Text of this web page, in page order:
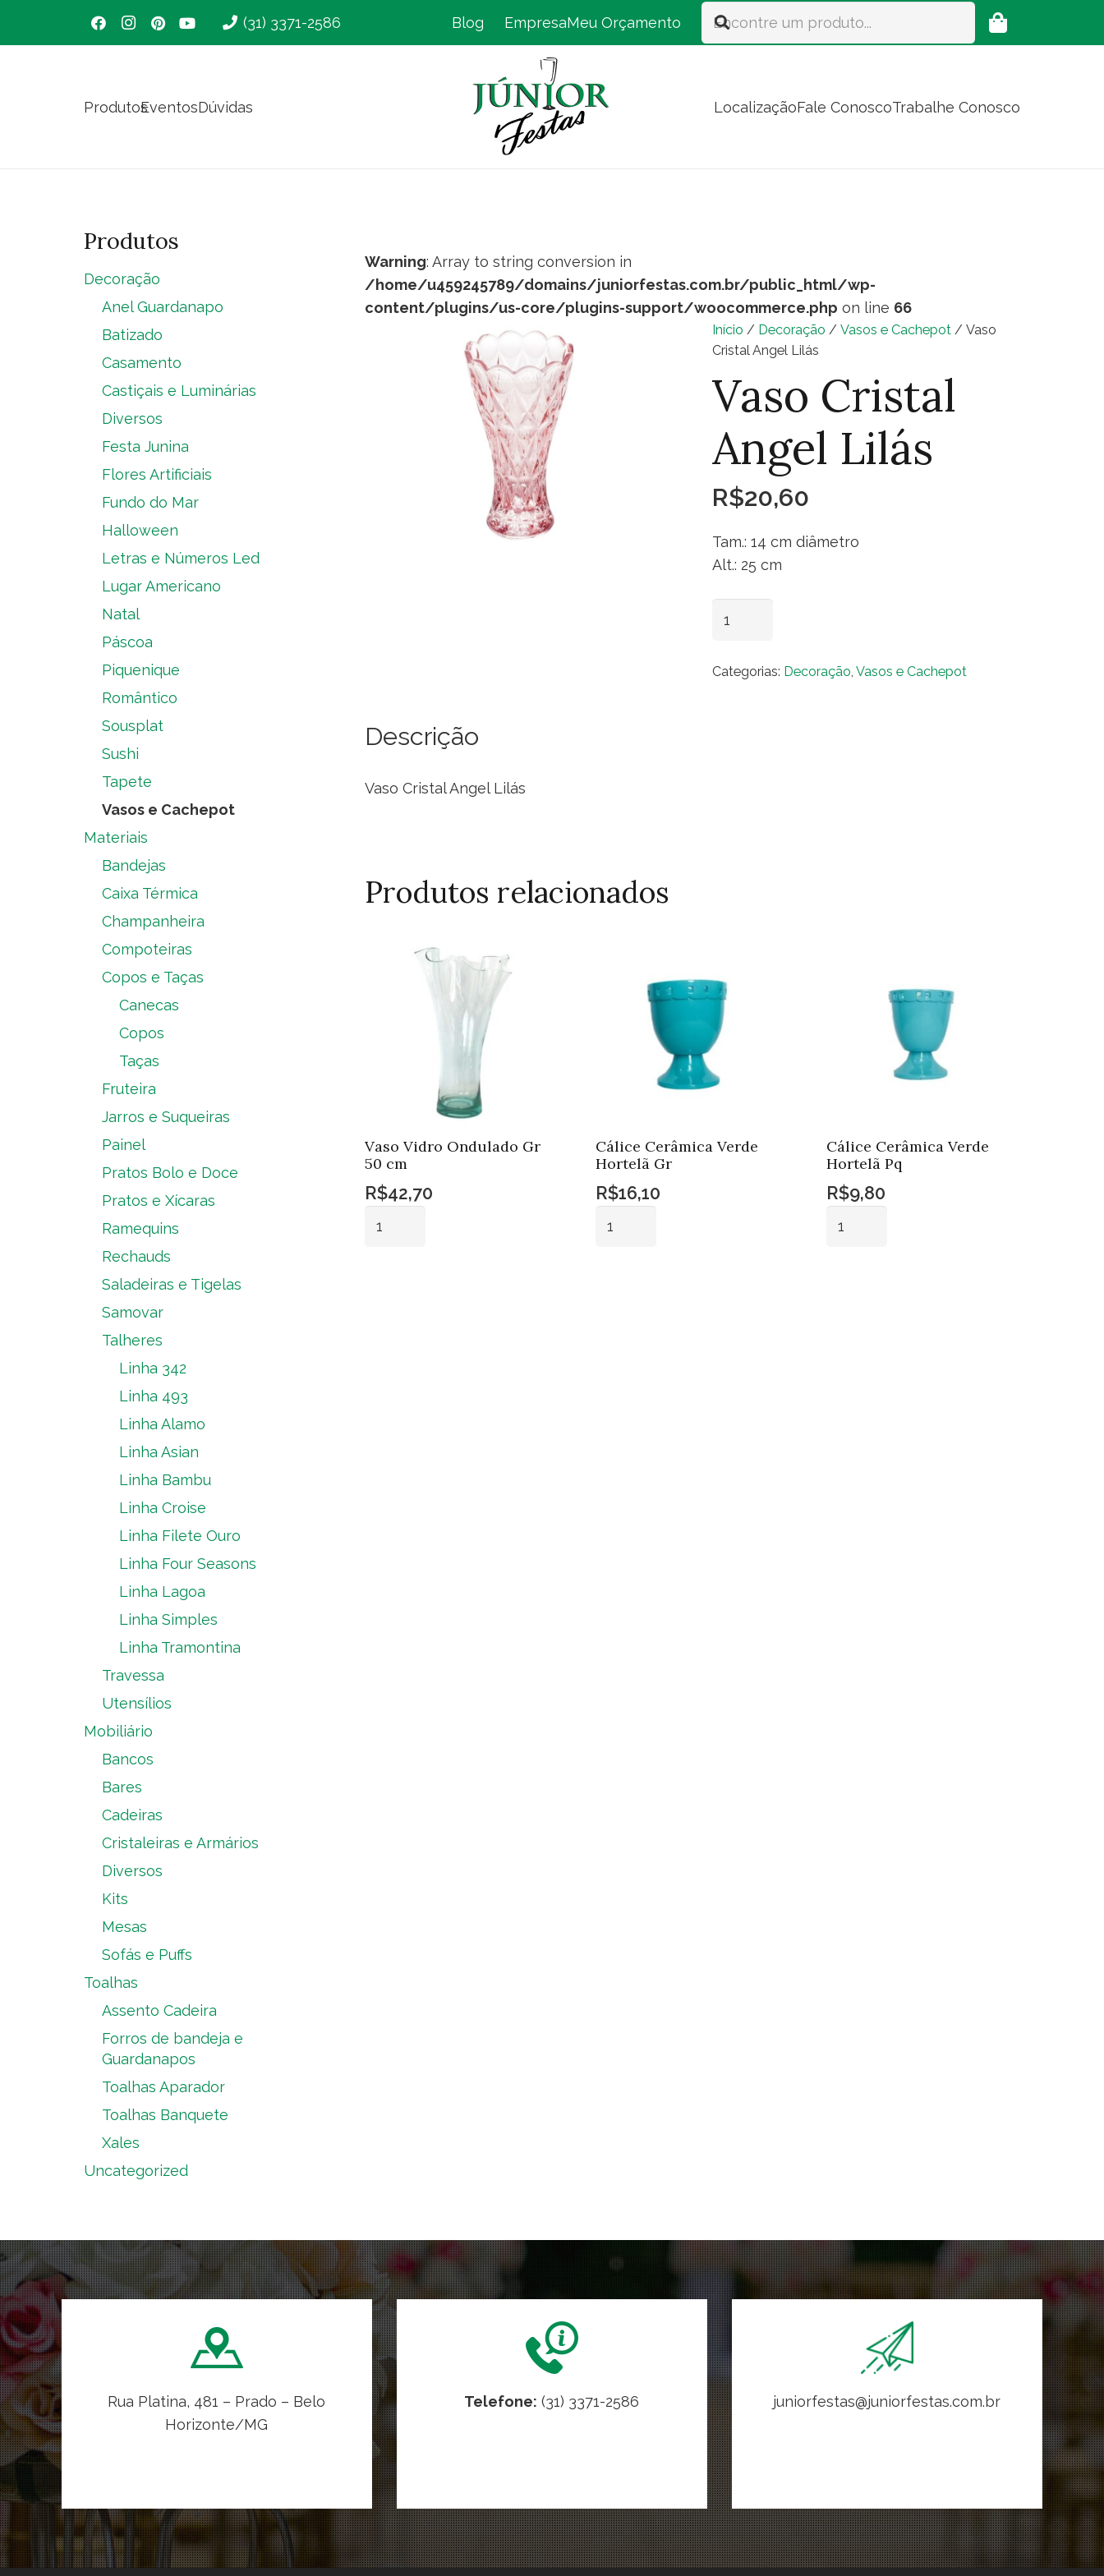
(31) 3371-2586 Blog EmpresaMeu Orçamento
ProdutosEventosDúvidas LocalizaçãoFale ConoscoTrabalhe Conosco
Warning: Array to string conversion in
/home/u459245789/domains/juniorfestas.com.br/public_html/wp-
content/plugins/us-core/plugins-support/woocommerce.php on line 66
Início / Decoração / Vasos e Cachepot/ Vaso
Cristal Angel Lilás
Vaso Cristal
Angel Lilás
R$20,60
Tam.: 14 cm diâmetro
Alt.: 25 cm
Lilás
Categorias: Decoração Vasos e Cachepot
Descrição
Vaso Cristal Angel Lilás
Produtos relacionados
Vaso Vidro Ondulado Gr
50 cm
R$42,70
Cálice Cerâmica Verde
Hortelã Gr
R$16,10
Cálice Cerâmica Verde
Hortelã Pq
R$9,80
Produtos
Decoração
Anel Guardanapo
Batizado
Casamento
Castiçais e Luminárias
Diversos
Festa Junina
Flores Artificiais
Fundo do Mar
Halloween
Letras e Números Led
Lugar Americano
Natal
Páscoa
Piquenique
Romântico
Sousplat
Sushi
Tapete
Vasos e Cachepot
Materiais
Bandejas
Caixa Térmica
Champanheira
Compoteiras
Copos e Taças
Canecas
Copos
Taças
Fruteira
Jarros e Suqueiras
Painel
Pratos Bolo e Doce
Pratos e Xícaras
Ramequins
Rechauds
Saladeiras e Tigelas
Samovar
Talheres
Linha 342
Linha 493
Linha Alamo
Linha Asian
Linha Bambu
Linha Croise
Linha Filete Ouro
Linha Four Seasons
Linha Lagoa
Linha Simples
Linha Tramontina
Travessa
Utensílios
Mobiliário
Bancos
Bares
Cadeiras
Cristaleiras e Armários
Diversos
Kits
Mesas
Sofás e Puffs
Toalhas
Assento Cadeira
Forros de bandeja e
Guardanapos
Toalhas Aparador
Toalhas Banquete
Xales
Uncategorized
Rua Platina, 481 – Prado – Belo
Horizonte/MG
Telefone: (31) 3371-2586 juniorfestas@juniorfestas.com.br